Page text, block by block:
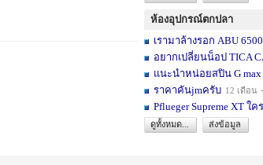
ห้องอุปกรณ์ตกปลา
เรามาล้างรอก ABU
อยากเปลี่ยนน็อป TICA
แนะนำหน่อยสปิน G max
ราคาคันjmครับ 12 เดือน
Pflueger Supreme XT ใ
ดูทั้งหมด...
ส่งข้อมูล